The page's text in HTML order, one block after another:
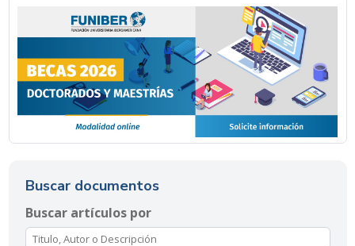
Buscar documentos
Buscar artículos por